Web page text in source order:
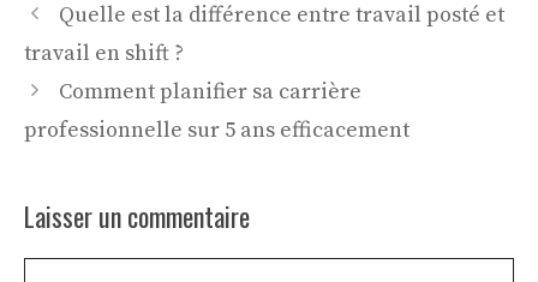
Quelle est la différence entre travail posté et
travail en shift ?
Comment planifier sa carrière
professionnelle sur 5 ans efficacement
Laisser un commentaire